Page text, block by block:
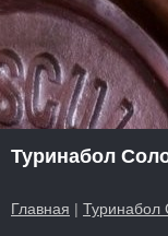
Туринабол
Главная | Туринабол